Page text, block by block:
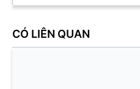
CÓ LIÊN QUAN